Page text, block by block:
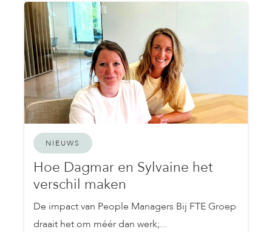
NIEUWS
Hoe Dagmar en Sylvaine het
verschil maken
De impact van People Managers Bij FTE Groep
draait het om méér dan werk;...